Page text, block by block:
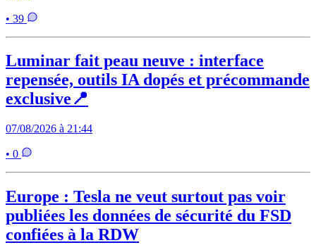
• 39
Luminar fait peau neuve : interface
repensée, outils IA dopés et précommande
exclusive📍
07/08/2026 à 21:44
• 0
Europe : Tesla ne veut surtout pas voir
publiées les données de sécurité du FSD
confiées à la RDW